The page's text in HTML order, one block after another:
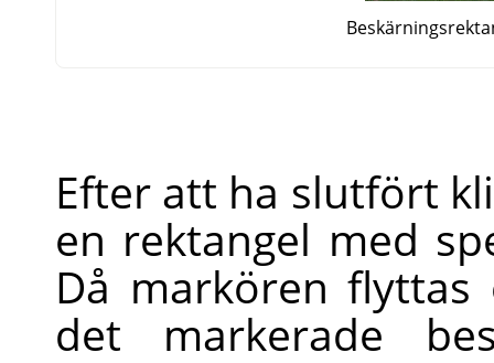
Efter att ha slutfört
en rektangel med
Då markören
det markerade